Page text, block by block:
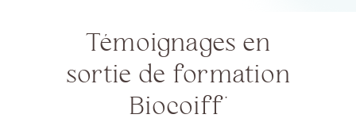
Témoignages en
sortie de formation
Biocoiff'